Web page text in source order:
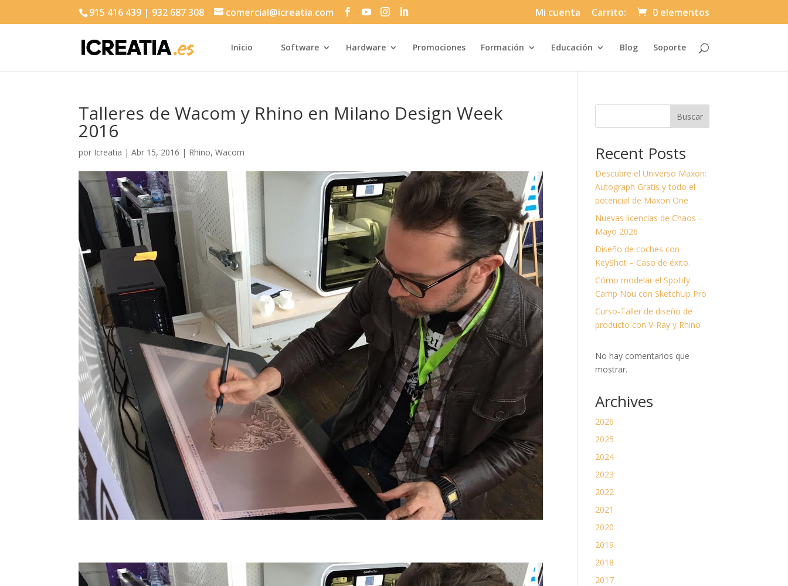
915 416 439 | 932 687 308 comercial@icreatia.com Mi cuenta Carrito: 0 elementos
Inicio Software Hardware Promociones Formación Educación Automatically
Hierarchic
in
2.1.0
Atakan
Docs:
https://atakanau.blogspot.com/2021/
category-
menu-
wp-
plugin.html
|
Theme:
Divi-
Asuni
Child
Theme
(asuni-
divi-
child)
|
Tema
Divi
(Divi)
Blog Soporte
Búsqueda
productos
Talleres de Wacom y Rhino en Milano Design Week
2016
por Icreatia |Abr 15, 2016 | Rhino,Wacom
Buscar
Recent Posts
Descubre el Universo Maxon:
Autograph Gratis y todo el
potencial de Maxon One
Nuevas licencias de Chaos –
Mayo 2026
Diseño de coches con
KeyShot – Caso de éxito.
Cómo modelar el Spotify
Camp Nou con SketchUp Pro
Curso-Taller de diseño de
producto con V-Ray y Rhino
No hay comentarios que
mostrar.
Archives
2026
2025
2024
2023
2022
2021
2020
2019
2018
2017